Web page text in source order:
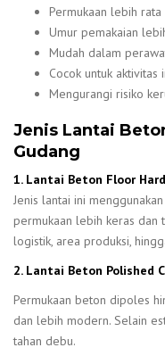
Permukaan lebih rata
Umur pemakaian
Mudah dalam
Cocok untuk aktivitas
Mengurangi risiko
Jenis Lantai
Gudang
1. Lantai Beton Floor
Jenis lantai ini
permukaan lebih keras dan
logistik, area produksi,
2. Lantai Beton Polished
Permukaan beton dipoles
dan lebih modern. Selain
tahan debu.